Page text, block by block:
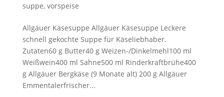
suppe, vorspeise
Allgäuer Käsesuppe Allgäuer Käsesuppe Leckere
schnell gekochte Suppe für Käseliebhaber.
Zutaten60 g Butter40 g Weizen-/Dinkelmehl100 ml
Weißwein400 ml Sahne500 ml Rinderkraftbrühe400
g Allgäuer Bergkäse (9 Monate alt) 200 g Allgäuer
Emmentalerfrischer...